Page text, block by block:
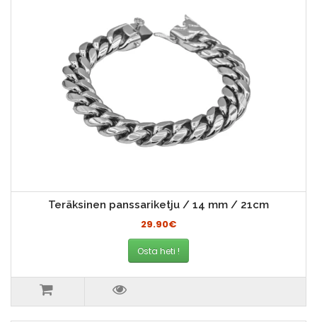
Teräksinen panssariketju / 14 mm / 21cm
29.90€
Osta heti !